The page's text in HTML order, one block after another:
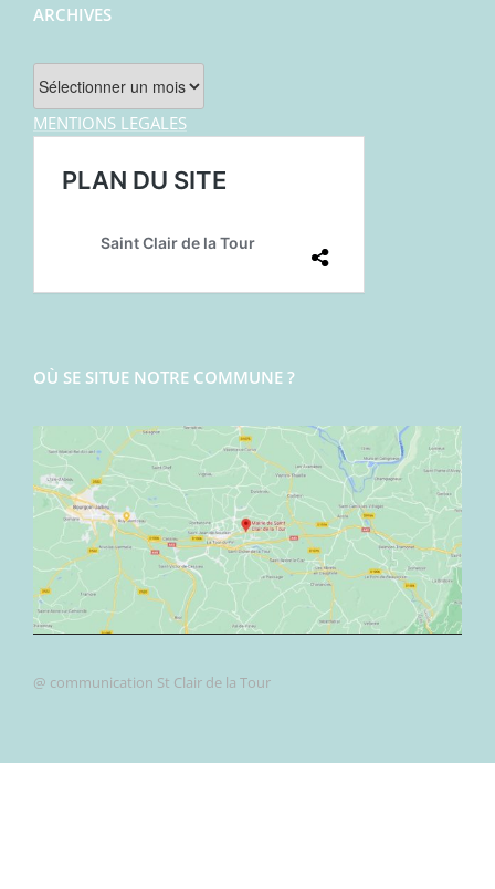
ARCHIVES
Archives
MENTIONS LEGALES
OÙ SE SITUE NOTRE COMMUNE ?
@ communication St Clair de la Tour